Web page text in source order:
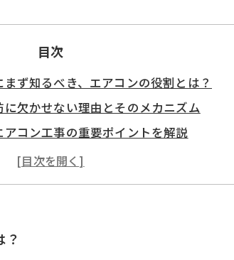
目次
ず知るべき、エアコンの役割とは？
欠かせない理由とそのメカニズム
コン工事の重要ポイントを解説
快適に過ごすためのエアコン設置のコツ
アコンの長寿命化と節電効果
さを支える、最後に知っておきたいこと